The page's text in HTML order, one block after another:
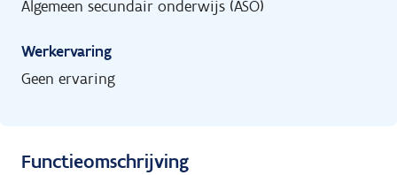
Algemeen secundair onderwijs (ASO)
Werkervaring
Geen ervaring
Functieomschrijving